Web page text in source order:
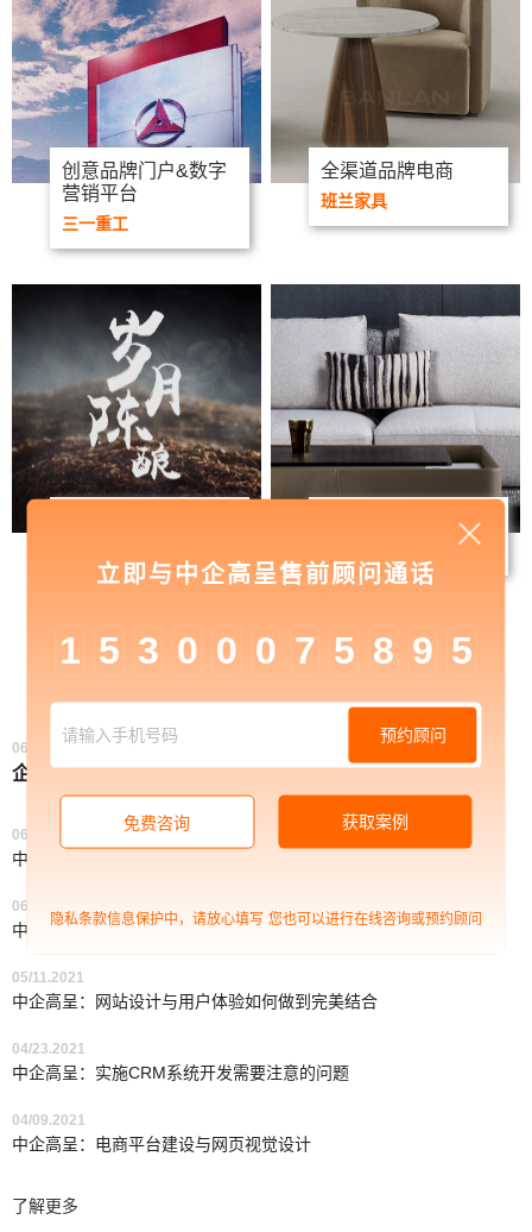
创意品牌门户&数字
营销平台
三一重工
全渠道品牌电商
班兰家具
06/27.2022
企业如何借助定制化独立站，实现品牌出海？
06/25.2021
中企高呈：如何选择合适的网站制作公司？
06/25.2021
中企高呈：集团设计公司官网的需求分析
05/11.2021
中企高呈：网站设计与用户体验如何做到完美结合
04/23.2021
中企高呈：实施CRM系统开发需要注意的问题
04/09.2021
中企高呈：电商平台建设与网页视觉设计
了解更多
立即与中企高呈售前顾问通话
1 5 3 0 0 0 7 5 8 9 5
预约顾问
免费咨询 获取案例
隐私条款信息保护中，请放心填写 您也可以进行在线咨询或预约顾问